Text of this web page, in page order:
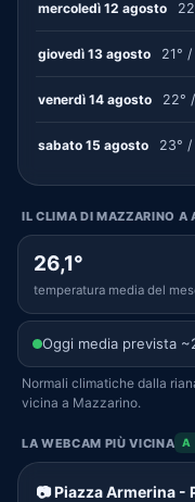
mercoledì 12 agosto
giovedì 13 agosto 21° /
venerdì 14 agosto 22°
sabato 15 agosto 23° /
IL CLIMA DI MAZZARINO A
26,1°
temperatura media del
Oggi media prevista
Normali climatiche dalla
vicina a Mazzarino.
LA WEBCAM PIÙ VICINA A
📷 Piazza Armerina -